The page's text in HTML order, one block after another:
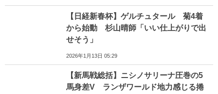
【日経新春杯】ゲルチュタール 菊4着
から始動 杉山晴師「いい仕上がりで出
せそう」
2026年1月13日 05:29
【新馬戦総括】ニシノサリーナ圧巻の5
馬身差V ランザワールド地力感じる捲